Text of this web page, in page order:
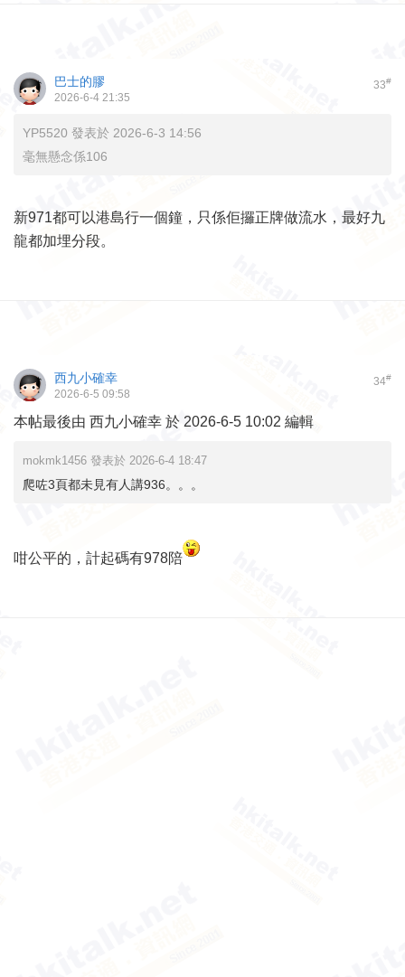
33#
巴士的膠
2026-6-4 21:35
YP5520 發表於 2026-6-3 14:56
毫無懸念係106
新971都可以港島行一個鐘，只係佢攞正牌做流水，最好九
龍都加埋分段。
34#
西九小確幸
2026-6-5 09:58
本帖最後由 西九小確幸 於 2026-6-5 10:02 編輯
mokmk1456 發表於 2026-6-4 18:47
爬咗3頁都未見有人講936。。。
咁公平的，計起碼有978陪